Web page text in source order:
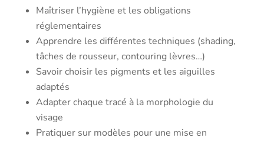
Maîtriser l’hygiène et les obligations
réglementaires
Apprendre les différentes techniques (shading,
tâches de rousseur, contouring lèvres…)
Savoir choisir les pigments et les aiguilles
adaptés
Adapter chaque tracé à la morphologie du
visage
Pratiquer sur modèles pour une mise en